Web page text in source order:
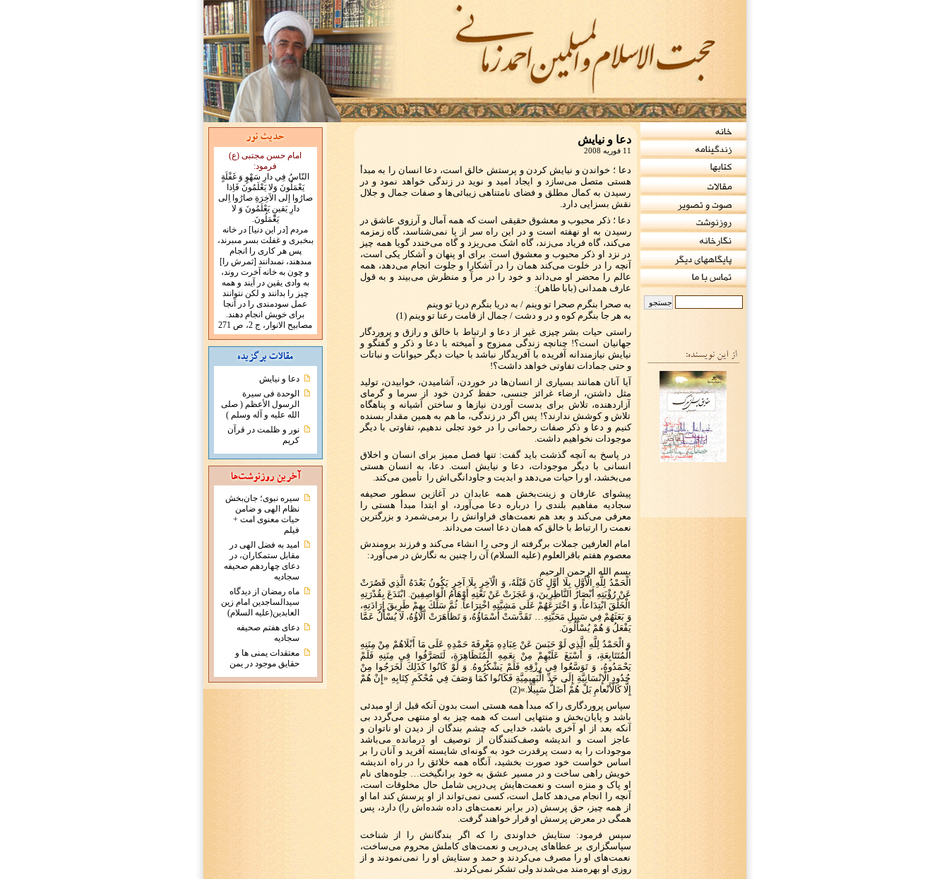
امام حسن مجتبی (ع)
فرمود:
النّاسُ فِي دارِ سَهْوٍ وَ غَفْلَةٍ
يَعْمَلُونَ وَلا يَعْلَمُونَ فَاِذا
صارُوا إلى الآخِرَةِ صارُوا اِلى
دارِ يَقينٍ يَعْلَمُونَ وَ لا
يَعْمَلُونَ.
مردم [در اين دنيا] در خانه
بى‏خبرى و غفلت بسر مى‏برند،
پس هر كارى را انجام
مى‏دهند، نمى‏دانند [ثمرش را]
و چون به خانه آخرت روند،
به وادى يقين در آيند و همه
چيز را بدانند و لكن نتوانند
عمل سودمندى را در آنجا
براى خويش انجام دهند.
مصابيح الانوار، ج 2، ص 271
دعا و نیایش
الوحدة فی سیرة
الرسول الأعظم ( صلی
الله علیه و آله وسلم )
نور و ظلمت در قرآن
کریم
سیره نبوی؛ جان‌بخش
نظام الهی و ضامن
حیات معنوی امت +
فیلم
امید به فضل الهی در
مقابل ستمکاران، در
دعای چهاردهم صحیفه
سجادیه
ماه رمضان از دیدگاه
سیدالساجدین امام زین
العابدین(علیه السلام)
دعای هفتم صحیفه
سجادیه
معتقدات يمنی ها و
حقايق موجود در يمن
دعا و نیایش
11 فوریه 2008
دعا ؛ خواندن و نیایش کردن و پرستش خالق است، دعا انسان را به مبدأ
هستی متصل می‌سازد و ایجاد امید و نوید در زندگی خواهد نمود و در
رسیدن به کمال مطلق و فضای نامتناهی زیبائی‌ها و صفات جمال و جلال
نقش بسزایی دارد.
دعا ؛ ذکر محبوب و معشوق حقیقی است که همه آمال و آرزوی عاشق در
رسیدن به او نهفته است و در این راه سر از پا نمی‌شناسد، گاه زمزمه
می‌کند، گاه فریاد می‌زند، گاه اشک می‌ریزد و گاه می‌خندد گویا همه چیز
در نزد او ذکر محبوب و معشوق است. برای او پنهان و آشکار یکی است،
آنچه را در خلوت می‌کند همان را در آشکارا و جلوت انجام می‌دهد، همه
عالم را محضر او می‌داند و خود را در مرآ و منظرش می‌بیند و به قول
عارف همدانی (بابا طاهر):
به صحرا بنگرم صحرا تو وینم / به دریا بنگرم دریا تو وینم
به هر جا بنگرم کوه و در و دشت / جمال از قامت رعنا تو وینم (1)
راستی حیات بشر چیزی غیر از دعا و ارتباط با خالق و رازق و پروردگار
جهانیان است؟! چنانچه زندگی ممزوج و آمیخته با دعا و ذکر و گفتگو و
نیایش نیازمندانه آفریده با آفریدگار نباشد با حیات دیگر حیوانات و نباتات
و حتی جمادات تفاوتی خواهد داشت؟!
آیا آنان همانند بسیاری از انسان‌ها در خوردن، آشامیدن، خوابیدن، تولید
مثل داشتن، ارضاء غرائز جنسی، حفظ کردن خود از سرما و گرمای
آزاردهنده، تلاش برای بدست آوردن نیازها و ساختن آشیانه و پناهگاه
تلاش و کوشش ندارند؟! پس اگر در زندگی، ما هم به همین مقدار بسنده
کنیم و دعا و ذکر صفات رحمانی را در خود تجلی ندهیم، تفاوتی با دیگر
موجودات نخواهیم داشت.
در پاسخ به آنچه گذشت باید گفت: تنها فصل ممیز برای انسان و اخلاق
انسانی با دیگر موجودات، دعا و نیایش است. دعا، به انسان هستی
می‌بخشد، او را حیات می‌دهد و ابدیت و جاودانگی‌اش را تأمین می‌کند.
پیشوای عارفان و زینت‌بخش همه عابدان در آغازین سطور صحیفه
سجادیه مفاهیم بلندی را درباره دعا می‌آورد، او ابتدا مبدأ هستی را
معرفی می‌کند و بعد هم نعمت‌های فراوانش را برمی‌شمرد و بزرگترین
نعمت را ارتباط با خالق که همان دعا است می‌داند.
امام العارفین جملات برگرفته از وحی را انشاء می‌کند و فرزند برومندش
معصوم هفتم باقرالعلوم (علیه السلام) آن را چنین به نگارش در می‌آورد:
بسم الله الرحمن الرحیم
الْحَمْدُ لِلَّهِ الْأَوَّلِ بِلَا أَوَّلٍ كَانَ قَبْلَهُ، وَ الْآخِرِ بِلَا آخِرٍ يَكُونُ بَعْدَهُ الَّذِي قَصُرَتْ
عَنْ رُؤْيَتِهِ أَبْصَارُ النَّاظِرِينَ، وَ عَجَزَتْ عَنْ نَعْتِهِ أَوْهَامُ الْوَاصِفِينَ. ابْتَدَعَ بِقُدْرَتِهِ
الْخَلْقَ ابْتِدَاعاً، وَ اخْتَرَعَهُمْ عَلَى مَشِيَّتِهِ اخْتِرَاعاً. ثُمَّ سَلَكَ بِهِمْ طَرِيقَ إِرَادَتِهِ،
وَ بَعَثَهُمْ فِي سَبِيلِ مَحَبَّتِهِ… تَقَدَّسَتْ أَسْمَاؤُهُ، وَ تَظاَهَرَتْ آلَاؤُهُ، لَا يُسْأَلُ عَمَّا
يَفْعَلُ وَ هُمْ يُسْأَلُونَ.
وَ الْحَمْدُ لِلَّهِ الَّذِي لَوْ حَبَسَ عَنْ عِبَادِهِ مَعْرِفَةَ حَمْدِهِ عَلَى مَا أَبْلَاهُمْ مِنْ مِنَنِهِ
الْمُتَتَابِعَةِ، وَ أَسْبَغَ عَلَيْهِمْ مِنْ نِعَمِهِ الْمُتَظَاهِرَةِ، لَتَصَرَّفُوا فِي مِنَنِهِ فَلَمْ
يَحْمَدُوهُ، وَ تَوَسَّعُوا فِي رِزْقِهِ فَلَمْ يَشْكُرُوهُ. وَ لَوْ كَانُوا كَذَلِكَ لَخَرَجُوا مِنْ
حُدُودِ الْإِنْسَانِيَّةِ إِلَى حَدِّ الْبَهِيمِيَّةِ فَكَانُوا كَمَا وَصَفَ فِي مُحْكَمِ كِتَابِهِ «إِنْ هُمْ
إِلَّا كَالْأَنْعامِ بَلْ هُمْ أَضَلُّ سَبِيلًا.»(2)
سپاس پروردگاری را که مبدأ همه هستی است بدون آنکه قبل از او مبدئی
باشد و پایان‌بخش و منتهایی است که همه چیز به او منتهی می‌گردد بی
آنکه بعد از او آخری باشد، خدایی که چشم بندگان از دیدن او ناتوان و
عاجز است و اندیشه وصف‌کنندگان از توصیف او درمانده می‌باشد
موجودات را به دست پرقدرت خود به گونه‌ای شایسته آفرید و آنان را بر
اساس خواست خود صورت بخشید، آنگاه همه خلائق را در راه اندیشه
خویش راهی ساخت و در مسیر عشق به خود برانگیخت… جلوه‌های نام
او پاک و منزه است و نعمت‌هایش پی‌در‌پی شامل حال مخلوقات است،
آنچه را انجام می‌دهد کامل است، کسی نمی‌تواند از او پرسش کند اما او
از همه چیز، حق پرسش (در برابر نعمت‌های داده شده‌اش را) دارد، پس
همگی در معرض پرسش او قرار خواهند گرفت.
سپس فرمود: ستایش خداوندی را که اگر بندگانش را از شناخت
سپاسگزاری بر عطاهای پی‌در‌پی و نعمت‌های کاملش محروم می‌ساخت،
نعمت‌های او را مصرف می‌کردند و حمد و ستایش او را نمی‌نمودند و از
روزی او بهره‌مند می‌شدند ولی تشکر نمی‌کردند.